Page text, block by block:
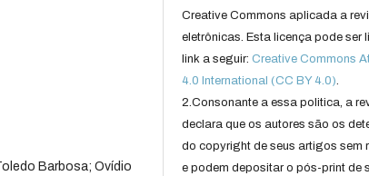
Barbosa; Ovídio
Creative Commons aplicada a
eletrônicas. Esta licença pode ser
link a seguir:Creative Commons
4.0 International (CC BY 4.0).
2.Consonante a essa politica, a
declara que os autores são os
do copyright de seus artigos sem
e podem depositar o pós-print de